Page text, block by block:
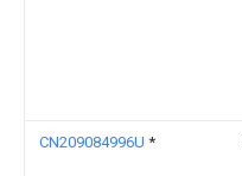
CN209084996U *